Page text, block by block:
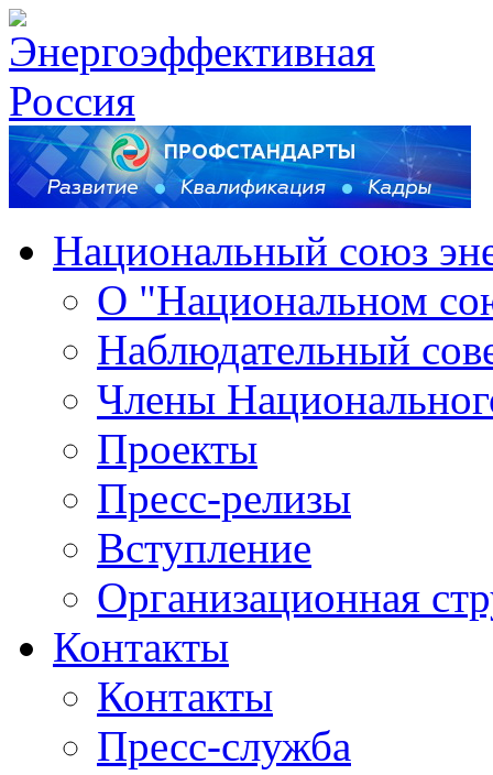
Национальный союз
О "Национальном
Наблюдательный
Члены
Проекты
Пресс-релизы
Вступление
Организационная
Контакты
Контакты
Пресс-служба